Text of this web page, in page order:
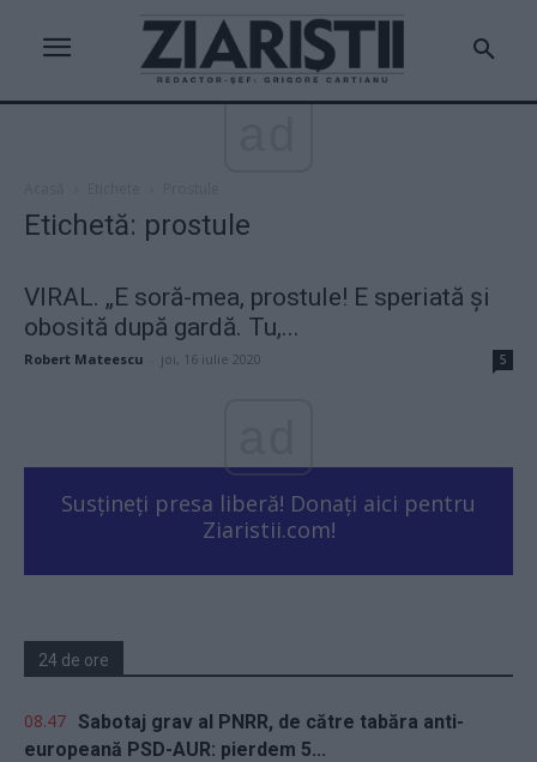
Etichetă: prostule
VIRAL. „E soră-mea, prostule! E speriată și
obosită după gardă. Tu,...
Robert Mateescu joi, 16 iulie 2020 5
Susțineți presa liberă! Donați aici pentru
Ziaristii.com!
24 de ore
08.47 Sabotaj grav al PNRR, de către tabăra anti-
europeană PSD-AUR: pierdem 5...